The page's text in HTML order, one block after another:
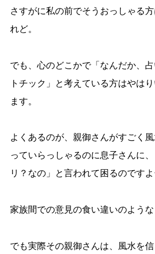
さすがに私の前でそうおっしゃる
れど。
でも、心のどこかで「なんだか、
トチック」と考えている方はやは
ます。
よくあるのが、親御さんがすごく
っていらっしゃるのに息子さんに
リ？なの」と言われて困るのですよ
家族間での意見の食い違いのような
でも実際その親御さんは、風水を